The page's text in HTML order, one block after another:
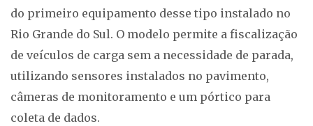
do primeiro equipamento desse tipo instalado no
Rio Grande do Sul. O modelo permite a fiscalização
de veículos de carga sem a necessidade de parada,
utilizando sensores instalados no pavimento,
câmeras de monitoramento e um pórtico para
coleta de dados.